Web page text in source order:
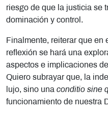
riesgo de que la justicia se
dominación y control.
Finalmente, reiterar que en
reflexión se hará una
aspectos e implicaciones
Quiero subrayar que, la
lujo, sino una conditio sine
funcionamiento de nuestra